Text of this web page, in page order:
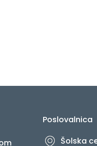
Poslovalnica
Šolska